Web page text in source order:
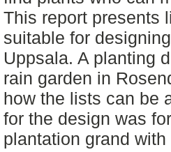
This report presents
suitable for
Uppsala. A planting
rain garden in
how the lists can be
for the design was
plantation grand